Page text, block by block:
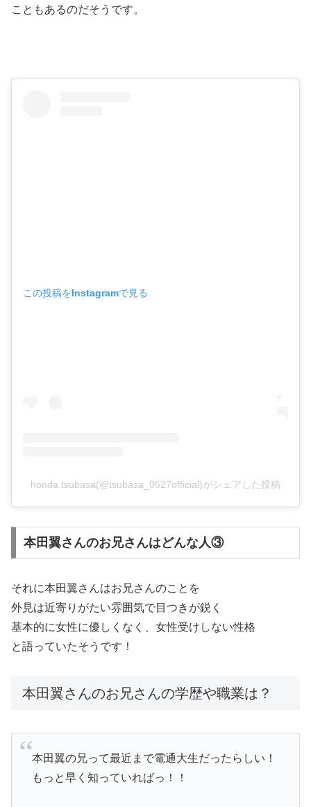
こともあるのだそうです。
この投稿をInstagramで見る
honda tsubasa(@tsubasa_0627official)がシェアした投稿
本田翼さんのお兄さんはどんな人③
それに本田翼さんはお兄さんのことを
外見は近寄りがたい雰囲気で目つきが鋭く
基本的に女性に優しくなく、女性受けしない性格
と語っていたそうです！
本田翼さんのお兄さんの学歴や職業は？
本田翼の兄って最近まで電通大生だったらしい！
もっと早く知っていればっ！！